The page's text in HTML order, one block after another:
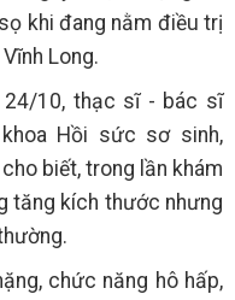
khi đang nằm điều trị
Long.
24/10, thạc sĩ - bác sĩ
Hồi sức sơ sinh,
biết, trong lần khám
tăng kích thước nhưng
chức năng hô hấp,